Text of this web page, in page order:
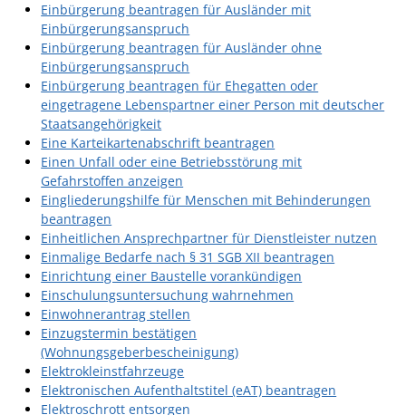
Einbürgerung beantragen für Ausländer mit
Einbürgerungsanspruch
Einbürgerung beantragen für Ausländer ohne
Einbürgerungsanspruch
Einbürgerung beantragen für Ehegatten oder
eingetragene Lebenspartner einer Person mit deutscher
Staatsangehörigkeit
Eine Karteikartenabschrift beantragen
Einen Unfall oder eine Betriebsstörung mit
Gefahrstoffen anzeigen
Eingliederungshilfe für Menschen mit Behinderungen
beantragen
Einheitlichen Ansprechpartner für Dienstleister nutzen
Einmalige Bedarfe nach § 31 SGB XII beantragen
Einrichtung einer Baustelle vorankündigen
Einschulungsuntersuchung wahrnehmen
Einwohnerantrag stellen
Einzugstermin bestätigen
(Wohnungsgeberbescheinigung)
Elektrokleinstfahrzeuge
Elektronischen Aufenthaltstitel (eAT) beantragen
Elektroschrott entsorgen